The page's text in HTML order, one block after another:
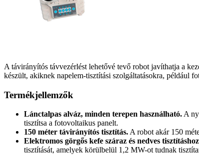
A távirányítós távvezérlést lehetővé tevő robot javíthatja a
készült, akiknek napelem-tisztítási szolgáltatásokra, például
Termékjellemzők
Lánctalpas alváz, minden terepen használható. A
tisztítsa a fotovoltaikus panelt.
150 méter távirányítós tisztítás. A robot akár 150
Elektromos görgős kefe száraz és nedves
tisztítását, amelyek körülbelül 1,2 MW-ot tudnak